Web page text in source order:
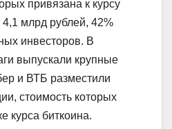
привязана к курсу
млрд рублей, 42%
инвесторов. В
выпускали крупные
и ВТБ разместили
стоимость которых
курса биткоина.